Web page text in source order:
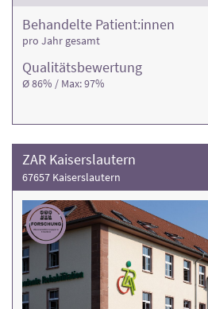
Qualitäts­bewertung
Ø 86% / Max: 97%
Behandelte Patient:innen
pro Jahr gesamt
ZAR Kaiserslautern
67657 Kaiserslautern